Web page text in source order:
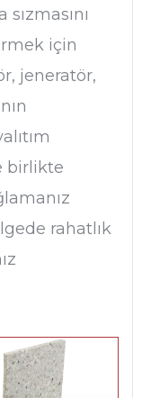
için
jeneratör,
birlikte
rahatlık